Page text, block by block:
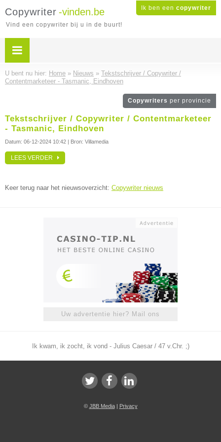
Ik ben een copywriter
Copywriter -vinden.be
Vind een copywriter bij u in de buurt!
U bent nu hier: Home » Nieuws » Tekstschrijver / Copywriter /
Contentmarketeer - Tasmanic, Eindhoven
Copywriters per provincie
Tekstschrijver / Copywriter / Contentmarketeer
- Tasmanic, Eindhoven
Datum: 06-12-2024 10:42 | Bron: Villamedia
LEES VERDER
Keer terug naar het nieuwsoverzicht: Copywriter nieuws
Uw advertentie hier? Mail ons
Ik kwam, ik zocht, ik vond - Julius Caesar / 47 v.Chr. ;)
© JBB Media| Privacy